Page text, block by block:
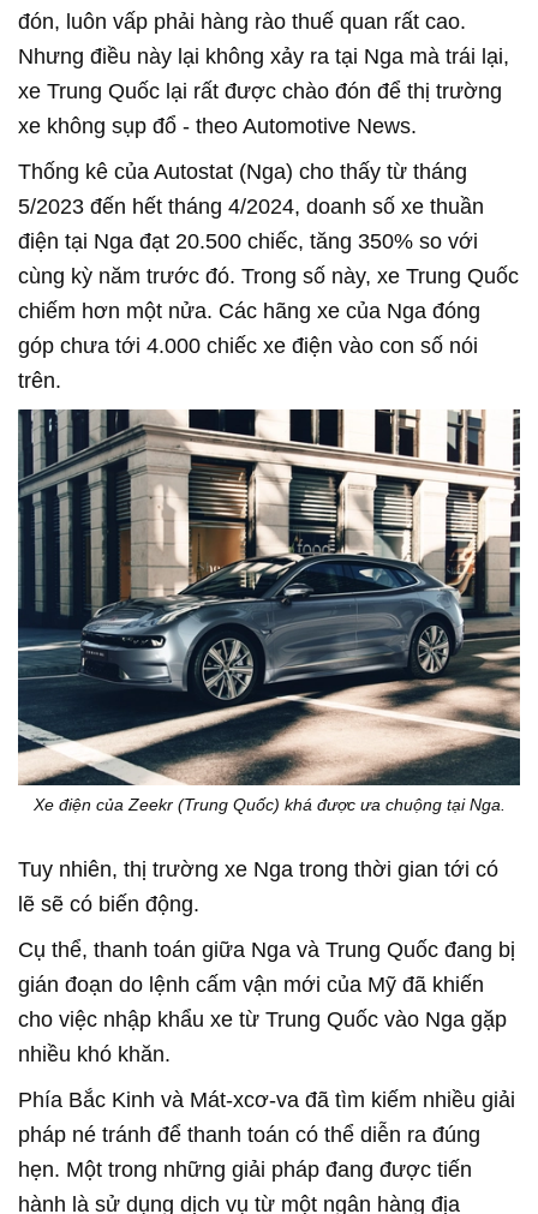
đón, luôn vấp phải hàng rào thuế quan rất cao.
Nhưng điều này lại không xảy ra tại Nga mà trái lại,
xe Trung Quốc lại rất được chào đón để thị trường
xe không sụp đổ - theo Automotive News.
Thống kê của Autostat (Nga) cho thấy từ tháng
5/2023 đến hết tháng 4/2024, doanh số xe thuần
điện tại Nga đạt 20.500 chiếc, tăng 350% so với
cùng kỳ năm trước đó. Trong số này, xe Trung Quốc
chiếm hơn một nửa. Các hãng xe của Nga đóng
góp chưa tới 4.000 chiếc xe điện vào con số nói
trên.
Xe điện của Zeekr (Trung Quốc) khá được ưa chuộng tại Nga.
Tuy nhiên, thị trường xe Nga trong thời gian tới có
lẽ sẽ có biến động.
Cụ thể, thanh toán giữa Nga và Trung Quốc đang bị
gián đoạn do lệnh cấm vận mới của Mỹ đã khiến
cho việc nhập khẩu xe từ Trung Quốc vào Nga gặp
nhiều khó khăn.
Phía Bắc Kinh và Mát-xcơ-va đã tìm kiếm nhiều giải
pháp né tránh để thanh toán có thể diễn ra đúng
hẹn. Một trong những giải pháp đang được tiến
hành là sử dụng dịch vụ từ một ngân hàng địa